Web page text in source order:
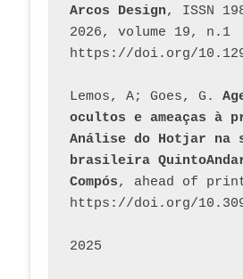
Arcos Design, ISSN
2026, volume 19, n.1
https://doi.org/
Lemos, A; Goes, G.
ocultos e ameaças à
Análise do Hotjar na
brasileira
Compós, ahead of
https://doi.org/
2025